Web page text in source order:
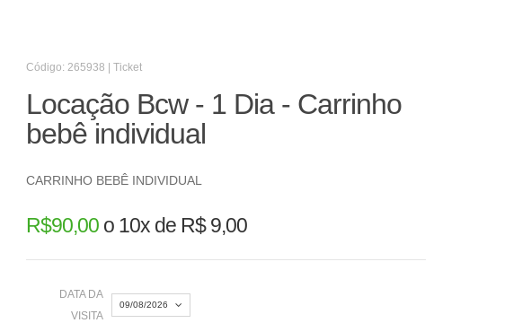
Código: 265938 | Ticket
Locação Bcw - 1 Dia - Carrinho
bebê individual
CARRINHO BEBÊ INDIVIDUAL
R$90,00o 10x de R$ 9,00
DATA DA
VISITA
09/08/2026